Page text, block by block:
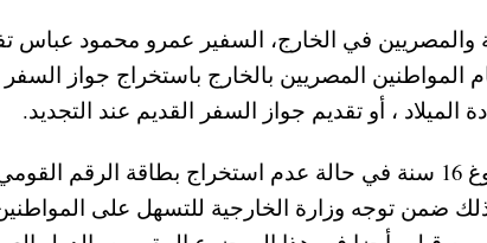
والمصريين في الخارج، السفير عمرو محمود عباس
المواطنين المصريين بالخارج باستخراج جواز
، أو تقديم جواز السفر القديم عند التجديد.
كما سيتم استخراج الباسبور للمصريين بالخارج عند بلوغ 16 سنة في حالة عدم استخراج بطاقة الرقم
ضمن توجه وزارة الخارجية للتسهل على